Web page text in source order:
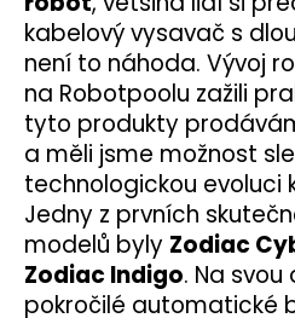
kabelový vysavač s
není to náhoda. Vývoj
na Robotpoolu zažili
tyto produkty
a měli jsme možnost
technologickou evoluci
Jedny z prvních
modelů byly Zodiac
Zodiac Indigo. Na
pokročilé automatické